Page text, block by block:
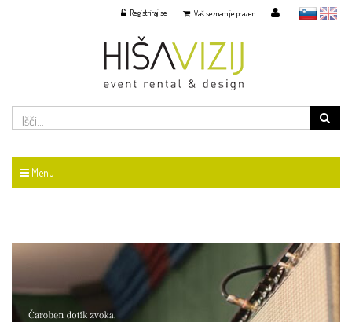
slovensko
English
Vaš seznam je prazen
Registriraj se
Menu